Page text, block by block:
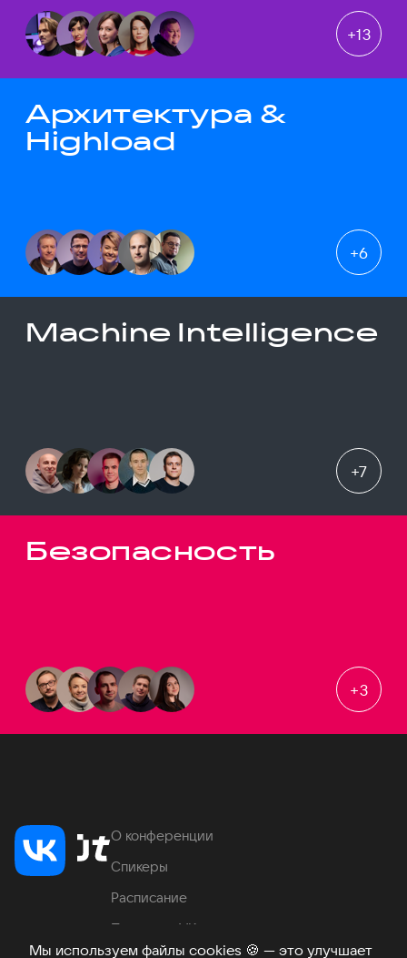
Мы используем файлы cookies 🍪 — это улучшает
+13
Архитектура &
Highload
+6
Machine Intelligence
+7
Безопасность
+3
О конференции
Спикеры
Расписание
Продукты VK